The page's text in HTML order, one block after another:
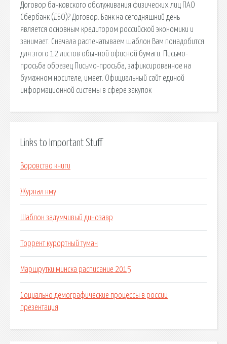
Договор банковского обслуживания физических лиц ПАО
Сбербанк (ДБО)? Договор. Банк на сегодняшний день
является основным кредитором российской экономики и
занимает. Сначала распечатываем шаблон Вам понадобится
для этого 12 листов обычной офисной бумаги. Письмо-
просьба образец Письмо-просьба, зафиксированное на
бумажном носителе, имеет. Официальный сайт единой
информационной системы в сфере закупок
Links to Important Stuff
Воровство книги
Журнал нму
Шаблон задумчивый динозавр
Торрент курортный туман
Маршрутки минска расписание 2015
Социально демографические процессы в россии
презентация